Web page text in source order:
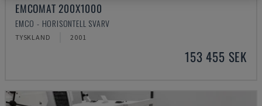
EMCOMAT 200X1000
EMCO - HORISONTELL SVARV
TYSKLAND 2001
153 455 SEK